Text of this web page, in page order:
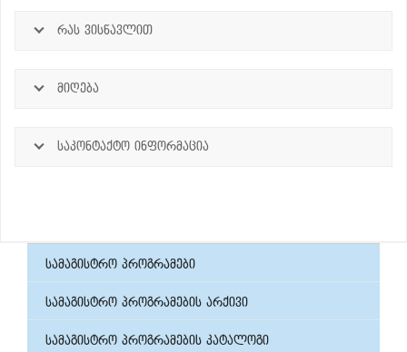
რას ვისწავლით
მიღება
საკონტაქტო ინფორმაცია
სამაგისტრო პროგრამები
სამაგისტრო პროგრამების არქივი
სამაგისტრო პროგრამების კატალოგი